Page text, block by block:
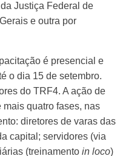
Justiça Federal de
e outra por
é presencial e
o dia 15 de setembro.
do TRF4. A ação de
quatro fases, nas
diretores de varas das
capital; servidores (via
(treinamento in loco)